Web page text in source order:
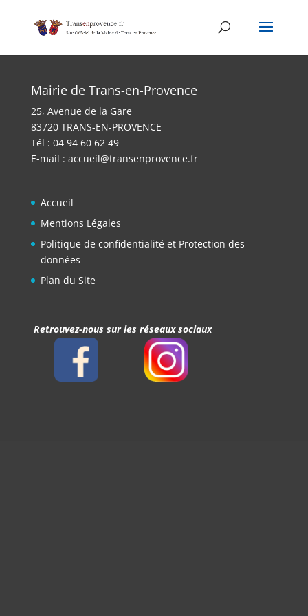
content
Mairie de Trans-en-Provence
25, Avenue de la Gare
83720 TRANS-EN-PROVENCE
Tél : 04 94 60 62 49
E-mail : accueil@transenprovence.fr
Accueil
Mentions Légales
Politique de confidentialité et Protection des
données
Plan du Site
Retrouvez-nous sur les réseaux sociaux